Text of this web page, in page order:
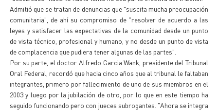
Admitió que se tratan de denuncias que "suscita mucha preocupación
comunitaria", de ahí su compromiso de "resolver de acuerdo a las
leyes y satisfacer las expectativas de la comunidad desde un punto
de vista técnico, profesional y humano, y no desde un punto de vista
de complacencia que pudiera tener algunas de las partes".
Por su parte, el doctor Alfredo Garcia Wank, presidente del Tribunal
Oral Federal, recordó que hacia cinco años que al tribunal le faltaban
integrantes, primero por fallecimiento de uno de sus miembros en el
2003 y luego por la jubilación de otro, por lo que en este tiempo ha
seguido funcionando pero con jueces subrogantes. "Ahora se integra